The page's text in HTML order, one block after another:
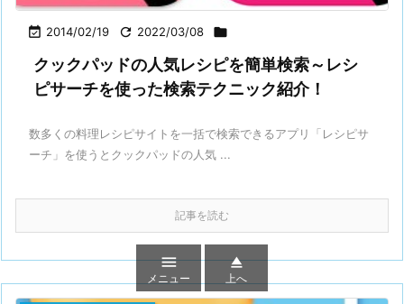
 2014/02/19  2022/03/08 
クックパッドの人気レシピを簡単検索～レシ
ピサーチを使った検索テクニック紹介！
数多くの料理レシピサイトを一括で検索できるアプリ「レシピサ
ーチ」を使うとクックパッドの人気 ...
記事を読む

メニュー

上へ